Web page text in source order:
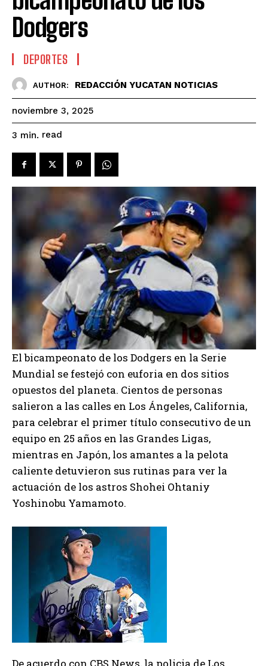
Dodgers
DEPORTES
AUTHOR: REDACCIÓN YUCATAN NOTICIAS
noviembre 3, 2025
3 min. read
El bicampeonato de los Dodgers en la Serie
Mundial se festejó con euforia en dos sitios
opuestos del planeta. Cientos de personas
salieron a las calles en Los Ángeles, California,
para celebrar el primer título consecutivo de un
equipo en 25 años en las Grandes Ligas,
mientras en Japón, los amantes a la pelota
caliente detuvieron sus rutinas para ver la
actuación de los astros Shohei Ohtaniy
Yoshinobu Yamamoto.
De acuerdo con CBS News, la policia de Los